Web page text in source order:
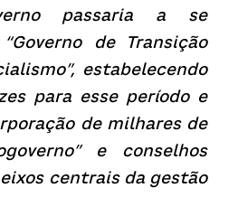
passaria a se
de Transição
estabelecendo
para esse período e
de milhares de
e conselhos
centrais da gestão